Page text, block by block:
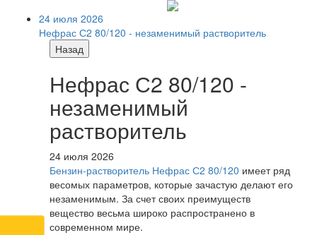
24 июля 2026
Нефрас С2 80/120 - незаменимый растворитель
Назад
Нефрас С2 80/120 -
незаменимый
растворитель
24 июля 2026
Бензин-растворитель Нефрас С2 80/120 имеет ряд
весомых параметров, которые зачастую делают его
незаменимым. За счет своих преимуществ
вещество весьма широко распространено в
современном мире.